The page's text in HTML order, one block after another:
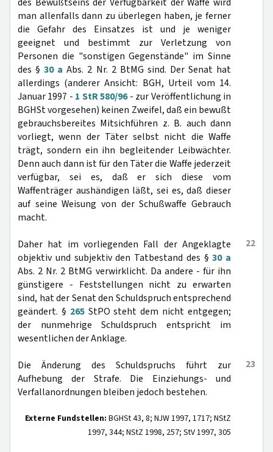
man allenfalls dann zu überlegen haben, je ferner
die Gefahr des Einsatzes ist und je weniger
geeignet und bestimmt zur Verletzung von
Personen die "sonstigen Gegenstände" im Sinne
des §30 a Abs. 2 Nr. 2 BtMG sind. Der Senat hat
allerdings (anderer Ansicht: BGH, Urteil vom 14.
Januar 1997 - 1 StR 580/96- zur Veröffentlichung in
BGHSt vorgesehen) keinen Zweifel, daß ein bewußt
gebrauchsbereites Mitsichführen z. B. auch dann
vorliegt, wenn der Täter selbst nicht die Waffe
trägt, sondern ein ihn begleitender Leibwächter.
Denn auch dann ist für den Täter die Waffe jederzeit
verfügbar, sei es, daß er sich diese vom
Waffenträger aushändigen läßt, sei es, daß dieser
auf seine Weisung von der Schußwaffe Gebrauch
macht.
22
Daher hat im vorliegenden Fall der Angeklagte
objektiv und subjektiv den Tatbestand des §30 a
Abs. 2 Nr. 2 BtMG verwirklicht. Da andere - für ihn
günstigere - Feststellungen nicht zu erwarten
sind, hat der Senat den Schuldspruch entsprechend
geändert. § 265StPO steht dem nicht entgegen;
der nunmehrige Schuldspruch entspricht im
wesentlichen der Anklage.
23
Die Änderung des Schuldspruchs führt zur
Aufhebung der Strafe. Die Einziehungs- und
Verfallanordnungen bleiben jedoch bestehen.
Externe Fundstellen: BGHSt 43, 8; NJW 1997, 1717; NStZ
1997, 344; NStZ 1998, 257; StV 1997, 305